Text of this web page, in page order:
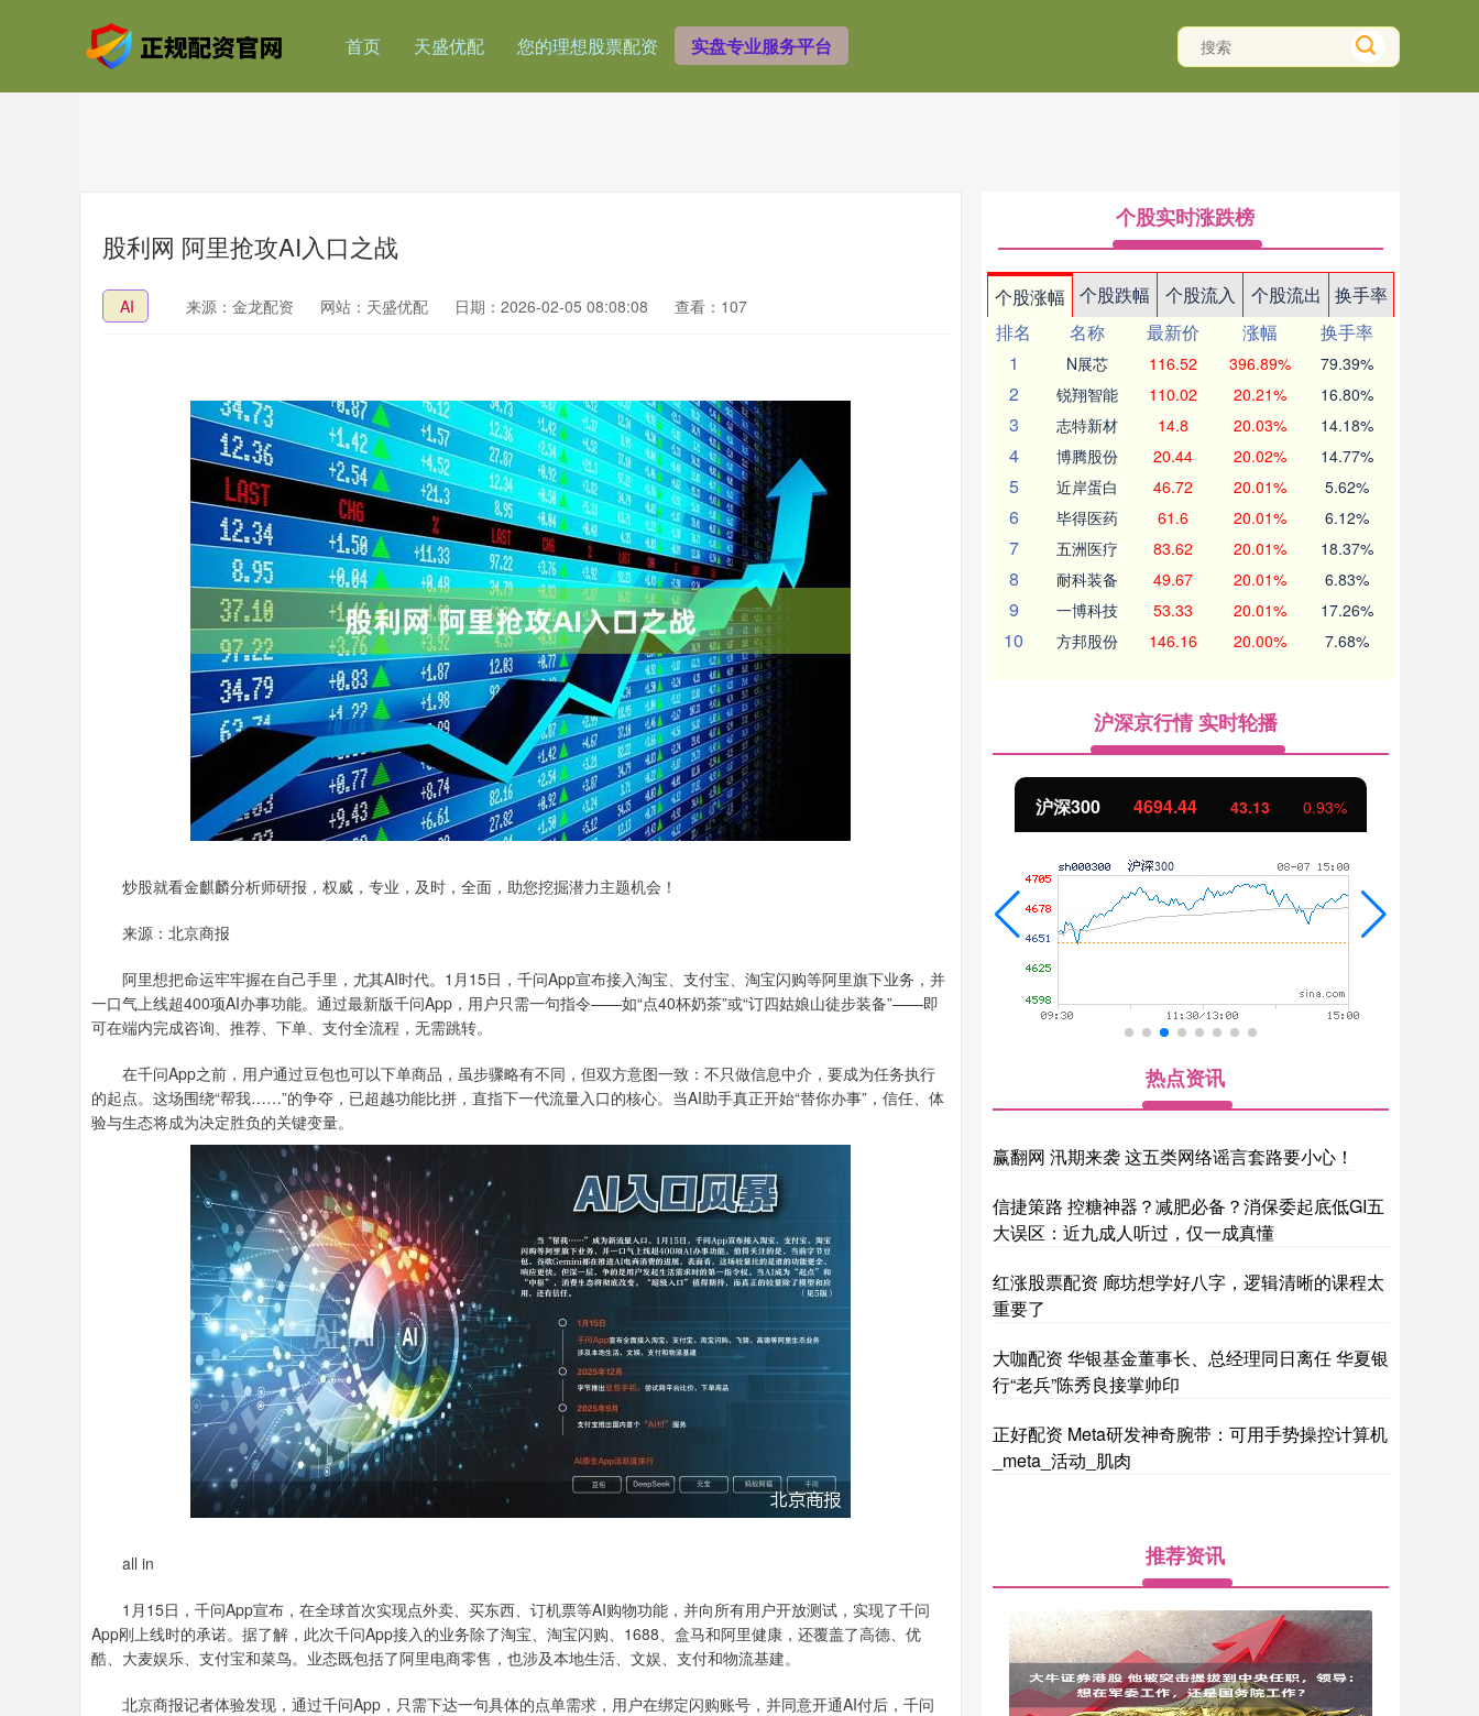
首页 天盛优配 您的理想股票配资 实盘专业服务平台
股利网 阿里抢攻AI入口之战
AI 来源：金龙配资 网站：天盛优配 日期：2026-02-05 08:08:08 查看：107
炒股就看金麒麟分析师研报，权威，专业，及时，全面，助您挖掘潜力主题机会！
来源：北京商报
阿里想把命运牢牢握在自己手里，尤其AI时代。1月15日，千问App宣布接入淘宝、支付宝、淘宝闪购等阿里旗下业务，并
一口气上线超400项AI办事功能。通过最新版千问App，用户只需一句指令——如“点40杯奶茶”或“订四姑娘山徒步装备”——即
可在端内完成咨询、推荐、下单、支付全流程，无需跳转。
在千问App之前，用户通过豆包也可以下单商品，虽步骤略有不同，但双方意图一致：不只做信息中介，要成为任务执行
的起点。这场围绕“帮我……”的争夺，已超越功能比拼，直指下一代流量入口的核心。当AI助手真正开始“替你办事”，信任、体
验与生态将成为决定胜负的关键变量。
all in
1月15日，千问App宣布，在全球首次实现点外卖、买东西、订机票等AI购物功能，并向所有用户开放测试，实现了千问
App刚上线时的承诺。据了解，此次千问App接入的业务除了淘宝、淘宝闪购、1688、盒马和阿里健康，还覆盖了高德、优
酷、大麦娱乐、支付宝和菜鸟。业态既包括了阿里电商零售，也涉及本地生活、文娱、支付和物流基建。
北京商报记者体验发现，通过千问App，只需下达一句具体的点单需求，用户在绑定闪购账号，并同意开通AI付后，千问
个股实时涨跌榜
个股涨幅 个股跌幅 个股流入 个股流出
换手率
排名
名称 最新价 涨幅
换手率
1
N展芯 116.52 396.89% 79.39%
2 锐翔智能 110.02 20.21% 16.80%
3 志特新材 14.8 20.03% 14.18%
4 博腾股份 20.44 20.02% 14.77%
5 近岸蛋白 46.72 20.01% 5.62%
6 毕得医药 61.6 20.01% 6.12%
7 五洲医疗 83.62 20.01% 18.37%
8 耐科装备 49.67 20.01% 6.83%
9 一博科技 53.33 20.01% 17.26%
10 方邦股份 146.16 20.00% 7.68%
沪深京行情 实时轮播
上证指数 3940.04 39.68 1.02% 深证成指 14311.01 沪深300 4694.44 43.13 0.93%
热点资讯
赢翻网 汛期来袭 这五类网络谣言套路要小心！
信捷策路 控糖神器？减肥必备？消保委起底低GI五
大误区：近九成人听过，仅一成真懂
红涨股票配资 廊坊想学好八字，逻辑清晰的课程太
重要了
大咖配资 华银基金董事长、总经理同日离任 华夏银
行“老兵”陈秀良接掌帅印
正好配资 Meta研发神奇腕带：可用手势操控计算机
_meta_活动_肌肉
推荐资讯